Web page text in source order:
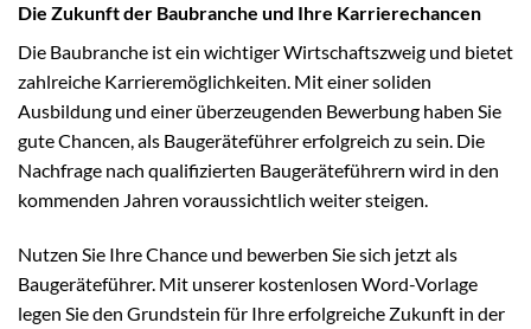
Die Zukunft der Baubranche und Ihre Karrierechancen
Die Baubranche ist ein wichtiger Wirtschaftszweig und bietet
zahlreiche Karrieremöglichkeiten. Mit einer soliden
Ausbildung und einer überzeugenden Bewerbung haben Sie
gute Chancen, als Baugeräteführer erfolgreich zu sein. Die
Nachfrage nach qualifizierten Baugeräteführern wird in den
kommenden Jahren voraussichtlich weiter steigen.
Nutzen Sie Ihre Chance und bewerben Sie sich jetzt als
Baugeräteführer. Mit unserer kostenlosen Word-Vorlage
legen Sie den Grundstein für Ihre erfolgreiche Zukunft in der